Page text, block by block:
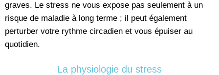
graves. Le stress ne vous expose pas seulement à un
risque de maladie à long terme ; il peut également
perturber votre rythme circadien et vous épuiser au
quotidien.
La physiologie du stress